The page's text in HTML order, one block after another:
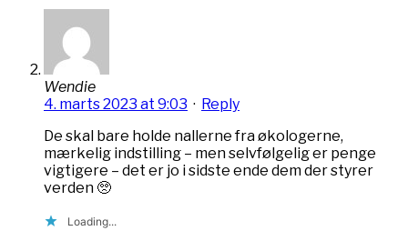
Wendie
4. marts 2023 at 9:03 · Reply
De skal bare holde nallerne fra økologerne,
mærkelig indstilling – men selvfølgelig er penge
vigtigere – det er jo i sidste ende dem der styrer
verden 🥺
Loading...